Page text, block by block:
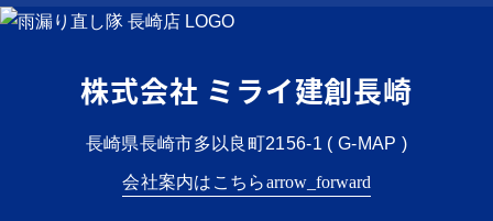
スタッフ紹介
株式会社 ミライ建創長崎
長崎県長崎市多以良町2156-1 ( G-MAP )
会社案内はこちらarrow_forward